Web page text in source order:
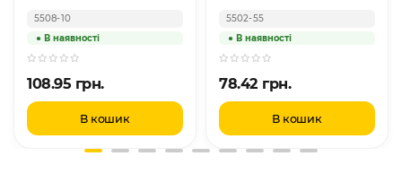
5508-10
108.95 грн.
В кошик
5502-55
78.42 грн.
В кошик